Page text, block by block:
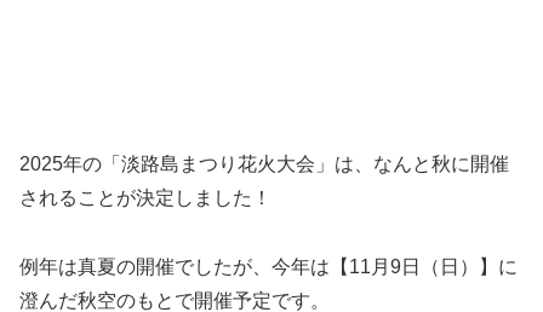
2025年の「淡路島まつり花火大会」は、なんと秋に開催
されることが決定しました！
例年は真夏の開催でしたが、今年は【11月9日（日）】に
澄んだ秋空のもとで開催予定です。